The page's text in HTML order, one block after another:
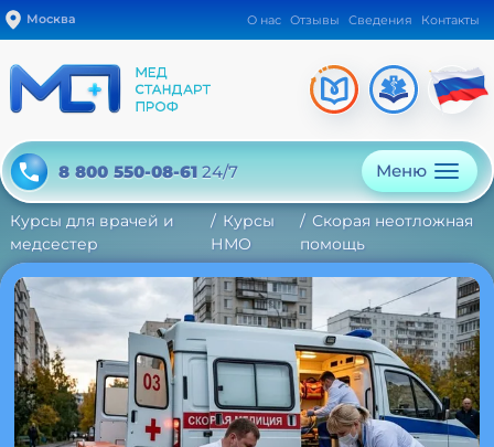
Москва О нас Отзывы Сведения Контакты
8 800 550-08-61 24/7 Меню
Курсы для врачей и
медсестер
Курсы
НМО
Скорая неотложная
помощь